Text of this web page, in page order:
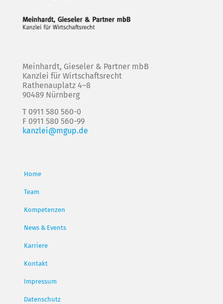
Meinhardt, Gieseler & Partner mbB
Kanzlei für Wirtschaftsrecht
Rathenauplatz 4–8
90489 Nürnberg
T 0911 580 560-0
F 0911 580 560-99
kanzlei@mgup.de
Home
Team
Kompetenzen
News & Events
Karriere
Kontakt
Impressum
Datenschutz